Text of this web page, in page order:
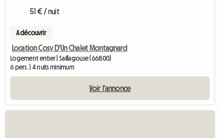
51 € / nuit
A découvrir
Location Cosy D'Un Chalet Montagnard
Logement entier | Saillagouse (66800)
6 pers. | 4 nuits minimum
Voir l'annonce